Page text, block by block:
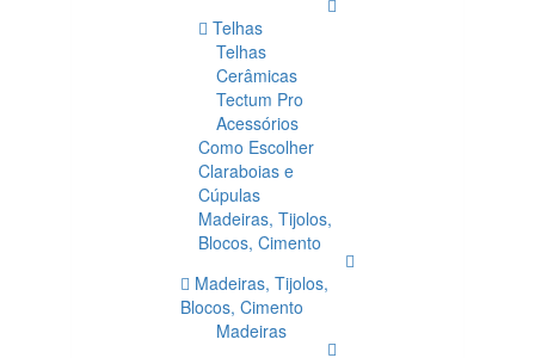
Telhas
Telhas
Cerâmicas
Tectum Pro
Acessórios
Como Escolher
Claraboias e
Cúpulas
Madeiras, Tijolos,
Blocos, Cimento
Madeiras, Tijolos,
Blocos, Cimento
Madeiras